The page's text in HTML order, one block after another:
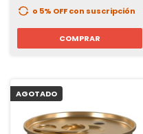
o 5% OFFcon suscripción
COMPRAR
AGOTADO